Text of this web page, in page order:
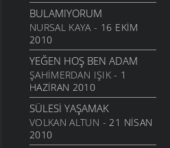
BULAMIYORUM
NURSAL KAYA- 16 EKIM
2010
YEĞEN HOŞ BEN ADAM
ŞAHIMERDAN IŞIK- 1
HAZIRAN 2010
SÜLESI YAŞAMAK
VOLKAN ALTUN - 21 NISAN
2010